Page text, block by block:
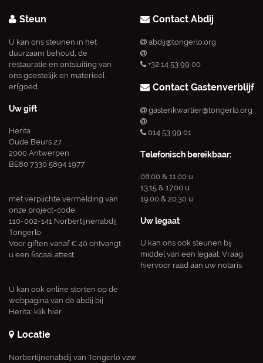
Steun
U kan ons steunen in het
duurzaam behoud, de
restauratie en ontsluiting van
ons geestelijk en materieel
erfgoed.
Uw gift
Herita
Oude Beurs 27
2000 Antwerpen
BE80 7330 5894 1977
met verplichte vermelding van
onze project-code:
110-002-141 Norbertijnenabdij
Tongerlo
Voor giften vanaf € 40 ontvangt
u een fiscaal attest.
U kan ook online storten op de
webpagina van de abdij bij
Herita: klik hier
Contact Abdij
abdij@tongerlo.org
+32 14 53 99 00
Contact Gastenverblijf
gastenkwartier@tongerlo.org
014 53 99 01
Telefonisch bereikbaar:
08.00 & 11.00 u
13.15 & 17.00 u
19.00 & 20.30 u
Uw legaat
U kan ons ook steunen bij
middel van een legaat. Vraag
hiervoor raad aan uw notaris
Locatie
Norbertijnenabdij van Tongerlo vzw